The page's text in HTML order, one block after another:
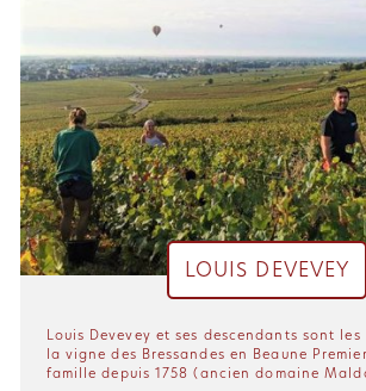
LOUIS DEVEVEY
Louis Devevey et ses descendants sont
la vigne des Bressandes en Beaune
famille depuis 1758 (ancien domaine